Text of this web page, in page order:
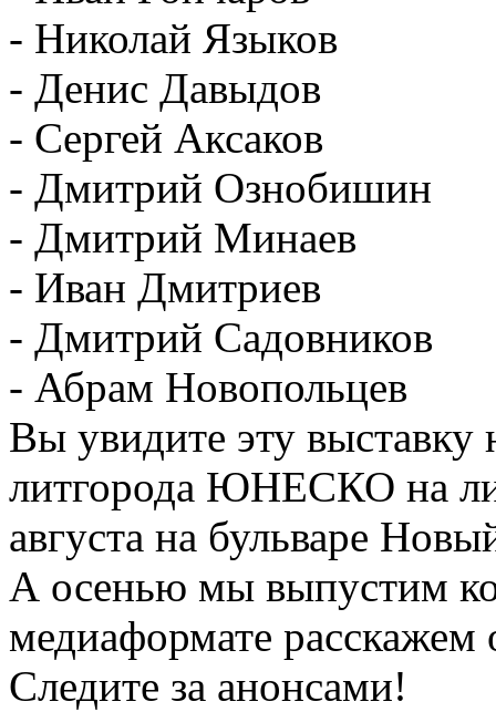
- Николай Языков
- Денис Давыдов
- Сергей Аксаков
- Дмитрий Ознобишин
- Дмитрий Минаев
- Иван Дмитриев
- Дмитрий Садовников
- Абрам Новопольцев
Вы увидите эту
литгорода ЮНЕСКО на
августа на бульваре
А осенью мы выпустим
медиаформате расскажем
Следите за анонсами!